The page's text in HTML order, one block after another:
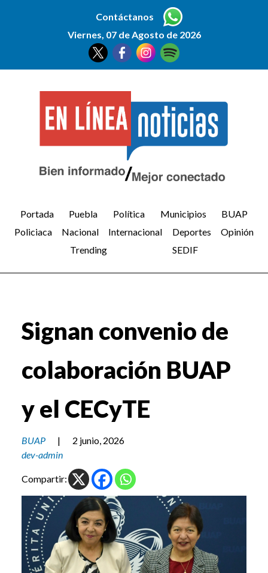
Contáctanos
Viernes, 07 de Agosto de 2026
Portada Puebla Política Municipios
BUAP
Policiaca
Nacional Internacional Deportes
Opinión
Trending
SEDIF
Signan convenio de
colaboración BUAP
y el CECyTE
BUAP |
2 junio, 2026
dev-admin
Compartir: